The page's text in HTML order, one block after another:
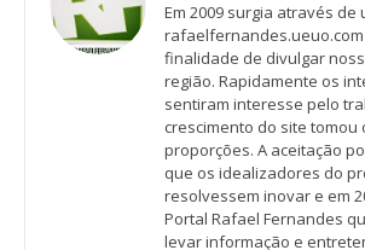
Em 2009 surgia através de
rafaelfernandes.ueuo.com
finalidade de divulgar
região. Rapidamente os
sentiram interesse pelo
crescimento do site tomou
proporções. A aceitação
que os idealizadores do
resolvessem inovar e em
Portal Rafael Fernandes
levar informação e